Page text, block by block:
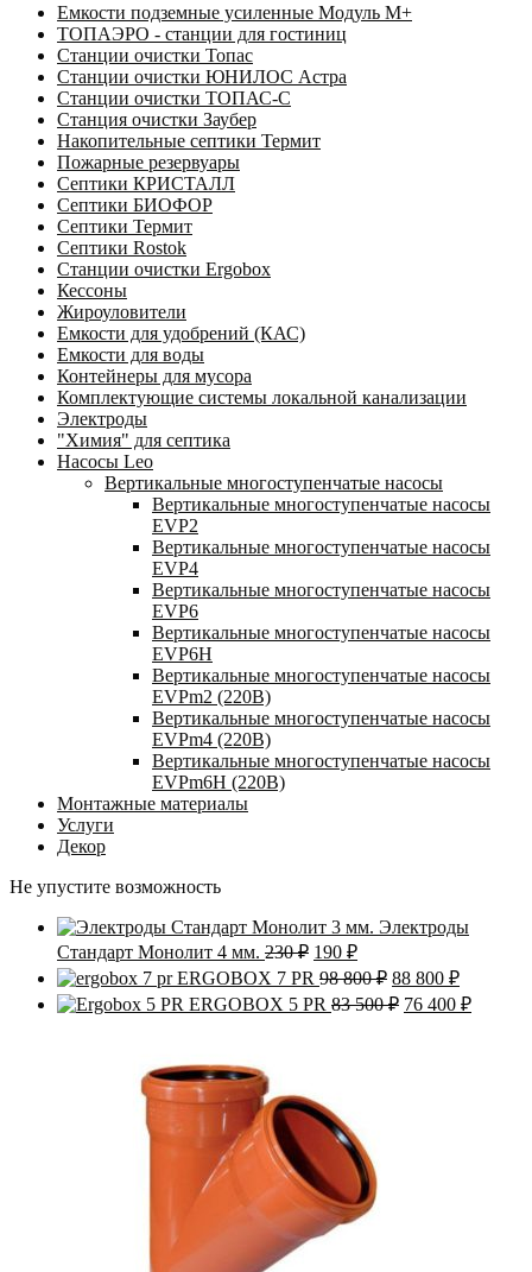
Емкости подземные усиленные Модуль М+
ТОПАЭРО - станции для гостиниц
Станции очистки Топас
Станции очистки ЮНИЛОС Астра
Станции очистки ТОПАС-C
Станция очистки Заубер
Накопительные септики Термит
Пожарные резервуары
Септики КРИСТАЛЛ
Септики БИОФОР
Септики Термит
Септики Rostok
Станции очистки Ergobox
Кессоны
Жироуловители
Емкости для удобрений (КАС)
Емкости для воды
Контейнеры для мусора
Комплектующие системы локальной канализации
Электроды
"Химия" для септика
Насосы Leo
Вертикальные многоступенчатые насосы
Вертикальные многоступенчатые насосы
EVP2
Вертикальные многоступенчатые насосы
EVP4
Вертикальные многоступенчатые насосы
EVP6
Вертикальные многоступенчатые насосы
EVP6Н
Вертикальные многоступенчатые насосы
EVPm2 (220В)
Вертикальные многоступенчатые насосы
EVPm4 (220В)
Вертикальные многоступенчатые насосы
EVPm6Н (220В)
Монтажные материалы
Услуги
Декор
Не упустите возможность
Электроды
Стандарт Монолит 4 мм. 230₽ Первоначальная
цена
составляла
230 ₽.
190 ₽Текущая
цена:
190 ₽.
ERGOBOX 7 PR 98 800₽ Первоначальная
цена
составляла
88 800 ₽Текущая
цена:
88
ERGOBOX 5 PR 83 500₽ 76 400 ₽